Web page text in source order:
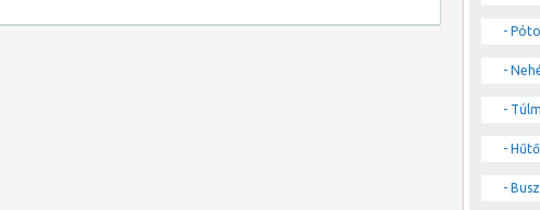
-
-
-
-
- Busz